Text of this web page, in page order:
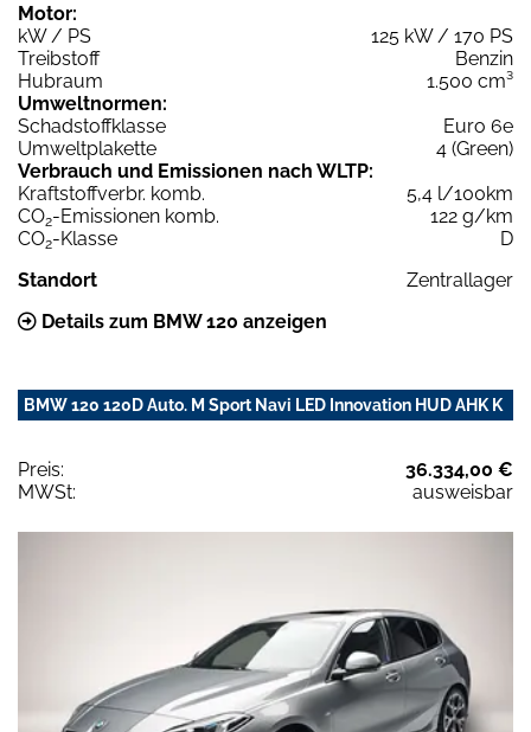
Motor:
kW / PS
125 kW / 170 PS
Treibstoff
Benzin
Hubraum
1.500 cm³
Umweltnormen:
Schadstoffklasse
Euro 6e
Umweltplakette
4 (Green)
Verbrauch und Emissionen nach WLTP:
Kraftstoffverbr. komb.
5,4 l/100km
CO2-Emissionen komb.
122 g/km
CO2-Klasse
D
Standort
Zentrallager
Details zum BMW 120 anzeigen
BMW 120 120D Auto. M Sport Navi LED Innovation HUD AHK K
Preis:
36.334,00 €
MWSt:
ausweisbar